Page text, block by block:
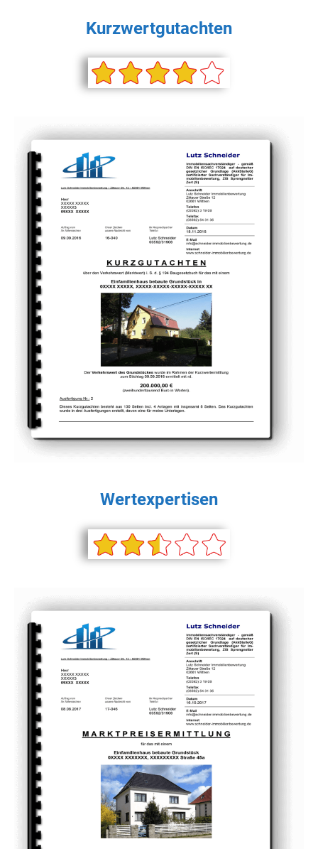
Kurzwertgutachten
Wertexpertisen